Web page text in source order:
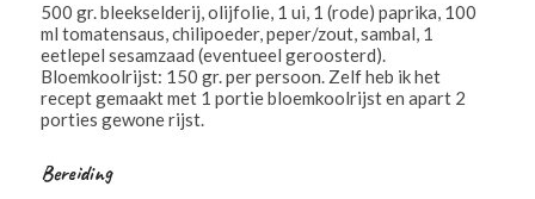
500 gr. bleekselderij, olijfolie, 1 ui, 1 (rode) paprika, 100
ml tomatensaus, chilipoeder, peper/zout, sambal, 1
eetlepel sesamzaad (eventueel geroosterd).
Bloemkoolrijst: 150 gr. per persoon. Zelf heb ik het
recept gemaakt met 1 portie bloemkoolrijst en apart 2
porties gewone rijst.
Bereiding